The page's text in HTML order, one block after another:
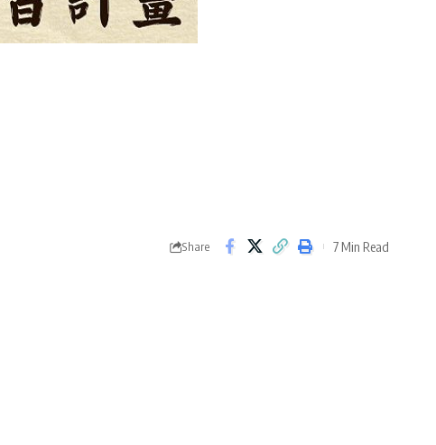
Share 7 Min Read